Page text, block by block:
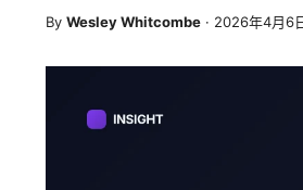
By Wesley Whitcombe · 2026年4月6